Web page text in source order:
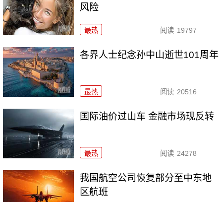
风险
最热 阅读 19797
各界人士纪念孙中山逝世101周年
最热 阅读 20516
国际油价过山车 金融市场现反转
最热 阅读 24278
我国航空公司恢复部分至中东地
区航班